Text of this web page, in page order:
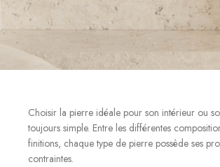
Choisir la pierre idéale pour son intérieur ou
toujours simple. Entre les différentes
finitions, chaque type de pierre possède ses
contraintes.